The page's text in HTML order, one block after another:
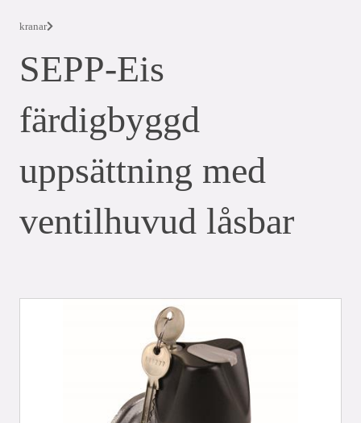
kranar
SEPP-Eis
färdigbyggd
uppsättning med
ventilhuvud låsbar